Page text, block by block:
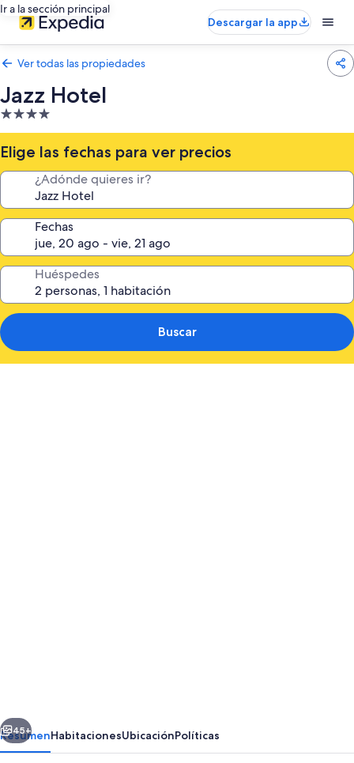
Ir a la sección principal
Descargar la app
Ver todas las propiedades
Jazz Hotel
Propiedad
de
4.0
estrellas
Elige las fechas para ver precios
¿Adónde quieres ir?
Fechas
Huéspedes
Buscar
Siguiente
45+
ResumenHabitacionesUbicaciónPolíticas